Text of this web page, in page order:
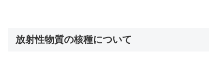
放射性物質の核種について